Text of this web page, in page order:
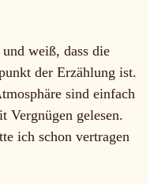
weiß, dass die
der Erzählung ist.
sind einfach
Vergnügen gelesen.
ich schon vertragen